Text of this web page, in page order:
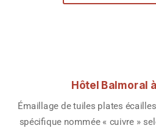
Hôtel Balmoral
Émaillage de tuiles plates
spécifique nommée « cuivre »